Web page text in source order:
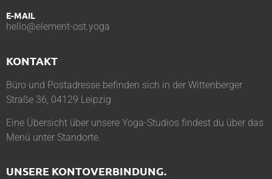
E-MAIL
hello@element-ost.yoga
KONTAKT
Büro und Postadresse befinden sich in der Wittenberger
Straße 36, 04129 Leipzig.
Eine Übersicht über unsere Yoga-Studios findest du über das
Menü unter Standorte.
UNSERE KONTOVERBINDUNG.